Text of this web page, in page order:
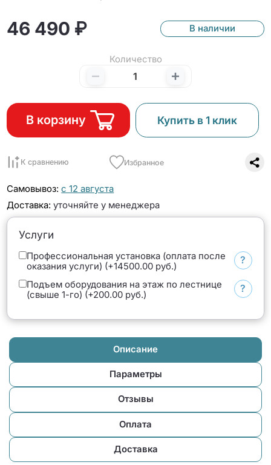
46 490 ₽ В наличии
Количество
В корзину Купить в 1 клик
К сравнению Избранное
Самовывоз: с 12 августа
Доставка: уточняйте у менеджера
Услуги
Профессиональная установка (оплата после
оказания услуги) (+14500.00 руб.)
?
Подъем оборудования на этаж по лестнице
(свыше 1-го) (+200.00 руб.)
?
Описание
Параметры
Отзывы
Оплата
Доставка